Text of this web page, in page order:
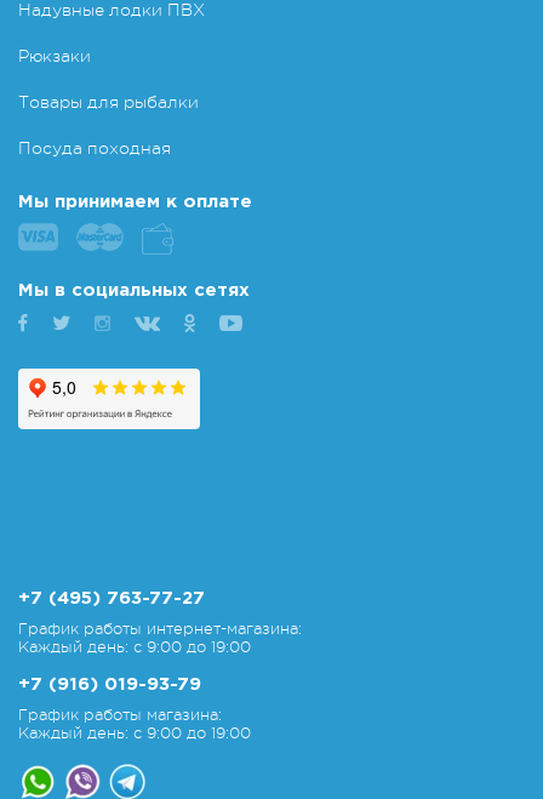
Надувные лодки ПВХ
Рюкзаки
Товары для рыбалки
Посуда походная
Мы принимаем к оплате
Мы в социальных сетях
+7 (495) 763-77-27
График работы интернет-магазина:
Каждый день: с 9:00 до 19:00
+7 (916) 019-93-79
График работы магазина:
Каждый день: с 9:00 до 19:00